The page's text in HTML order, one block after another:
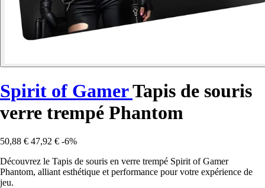
Spirit of GamerTapis de souris
verre trempé Phantom
50,88 € 47,92 € -6%
Découvrez le Tapis de souris en verre trempé Spirit of Gamer
Phantom, alliant esthétique et performance pour votre expérience de
jeu.